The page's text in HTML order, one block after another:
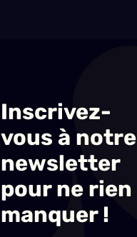
Inscrivez-
vous à notre
newsletter
pour ne rien
manquer !